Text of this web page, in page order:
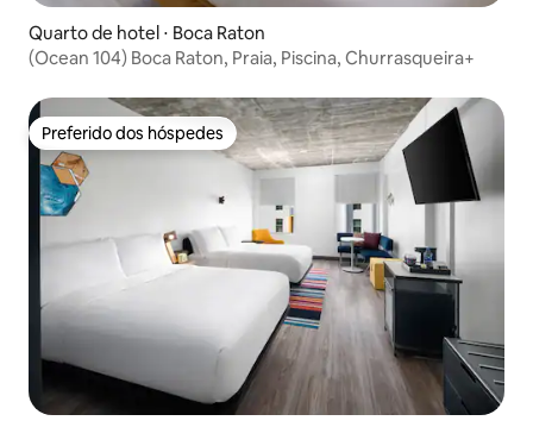
Quarto de hotel ⋅ Boca Raton
(Ocean 104) Boca Raton, Praia, Piscina, Churrasqueira+
Preferido dos hóspedes
Preferido dos hóspedes